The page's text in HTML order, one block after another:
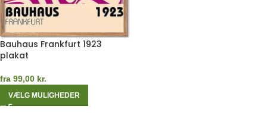
Bauhaus Frankfurt 1923
plakat
fra 99,00 kr.
VÆLG MULIGHEDER